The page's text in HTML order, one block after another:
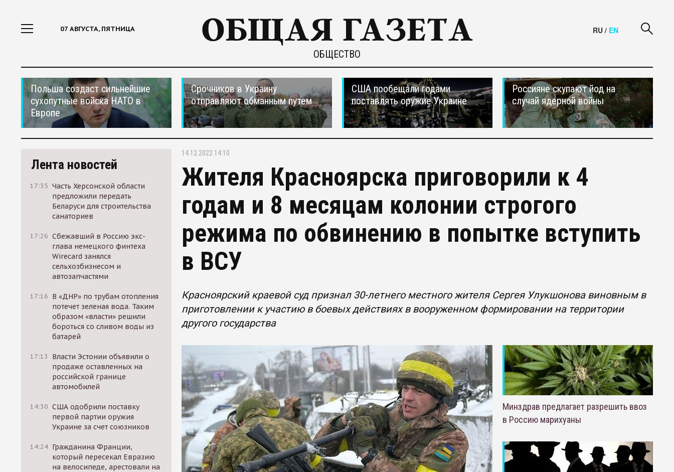
07 АВГУСТА, ПЯТНИЦА
ОБЩЕСТВО
RU / EN
Польша создаст сильнейшие
сухопутные войска НАТО в
Европе
Срочников в Украину
отправляют обманным путем
США пообещали годами
поставлять оружие Украине
Россияне скупают йод на
случай ядерной войны
Лента новостей
17:35 Часть Херсонской области
предложили передать
Беларуси для строительства
санаториев
17:26 Сбежавший в Россию экс-
глава немецкого финтеха
Wirecard занялся
сельхозбизнесом и
автозапчастями
17:16 В «ДНР» по трубам отопления
потечет зеленая вода. Таким
образом «власти» решили
бороться со сливом воды из
батарей
17:13
Власти Эстонии объявили о
продаже оставленных на
российской границе
автомобилей
14:30 США одобрили поставку
первой партии оружия
Украине за счет союзников
14:24 Гражданина Франции,
который пересекал Евразию
на велосипеде, арестовали на
14.12.2022 14:10
Жителя Красноярска приговорили к 4
годам и 8 месяцам колонии строгого
режима по обвинению в попытке вступить
в ВСУ
Красноярский краевой суд признал 30-летнего местного жителя Сергея Улукшонова виновным в
приготовлении к участию в боевых действиях в вооруженном формировании на территории
другого государства
Минздрав предлагает разрешить ввоз
в Россию марихуаны